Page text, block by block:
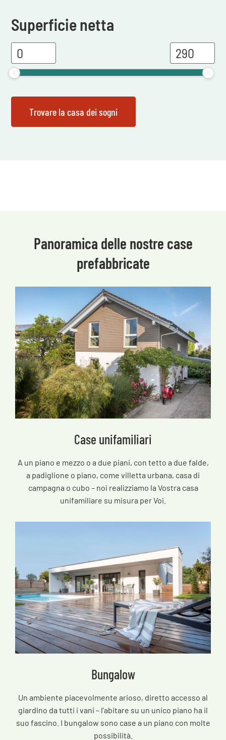
Superficie netta
Panoramica delle nostre case
prefabbricate
Case unifamiliari
A un piano e mezzo o a due piani, con tetto a due falde,
a padiglione o piano, come villetta urbana, casa di
campagna o cubo – noi realizziamo la Vostra casa
unifamiliare su misura per Voi.
Bungalow
Un ambiente piacevolmente arioso, diretto accesso al
giardino da tutti i vani – l’abitare su un unico piano ha il
suo fascino. I bungalow sono case a un piano con molte
possibilità.